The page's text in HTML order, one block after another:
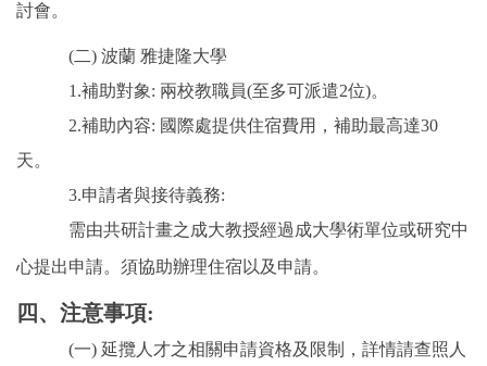
討會。
(二) 波蘭 雅捷隆大學
1.補助對象: 兩校教職員(至多可派遣2位)。
2.補助內容: 國際處提供住宿費用，補助最高達30
天。
3.申請者與接待義務:
需由共研計畫之成大教授經過成大學術單位或研究中
心提出申請。須協助辦理住宿以及申請。
四、注意事項:
(一) 延攬人才之相關申請資格及限制，詳情請查照人